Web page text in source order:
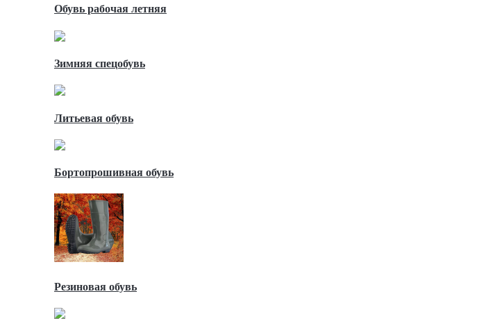
Обувь рабочая летняя
Зимняя спецобувь
Литьевая обувь
Бортопрошивная обувь
Резиновая обувь